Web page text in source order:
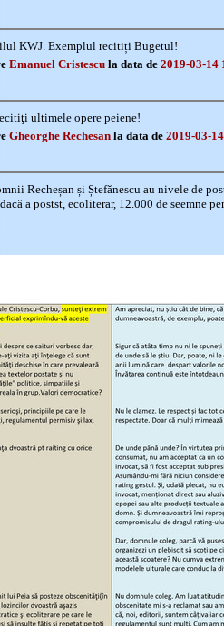
KWJ. Exemplul recitiți Bugetul!
Emanuel Cristescu la data de 2019-03-14
ultimele opere peiene!
Gheorghe Rechesan la data de 2019-03-
Recheșan și Ștefănescu au nivele de
a postst, ecoliterar, 12.000 de seemne